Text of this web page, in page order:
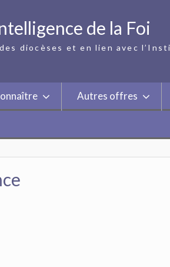
de la Foi
diocèses et en lien avec
Autres offres